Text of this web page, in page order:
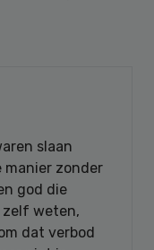
slaan
manier zonder
god die
weten,
dat verbod